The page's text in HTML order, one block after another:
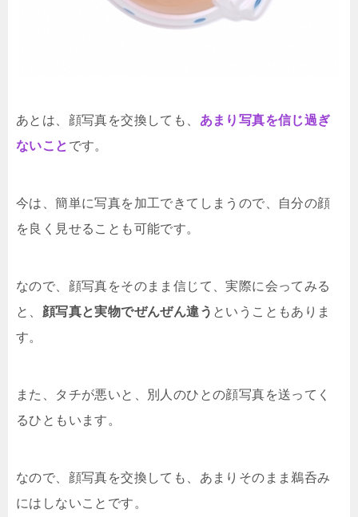
あとは、顔写真を交換しても、 あまり写真を信じ過ぎ
ないこと です。
今は、簡単に写真を加工できてしまうので、自分の顔
を良く見せることも可能です。
なので、顔写真をそのまま信じて、実際に会ってみる
と、 顔写真と実物でぜんぜん違う ということもありま
す。
また、タチが悪いと、別人のひとの顔写真を送ってく
るひともいます。
なので、顔写真を交換しても、あまりそのまま鵜呑み
にはしないことです。